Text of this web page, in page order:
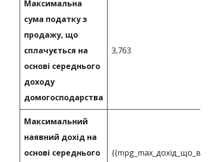
Максимальна
сума податку з
продажу, що
сплачується на
основі середнього
доходу
домогосподарства
3,763
Максимальний
наявний дохід на
основі середнього